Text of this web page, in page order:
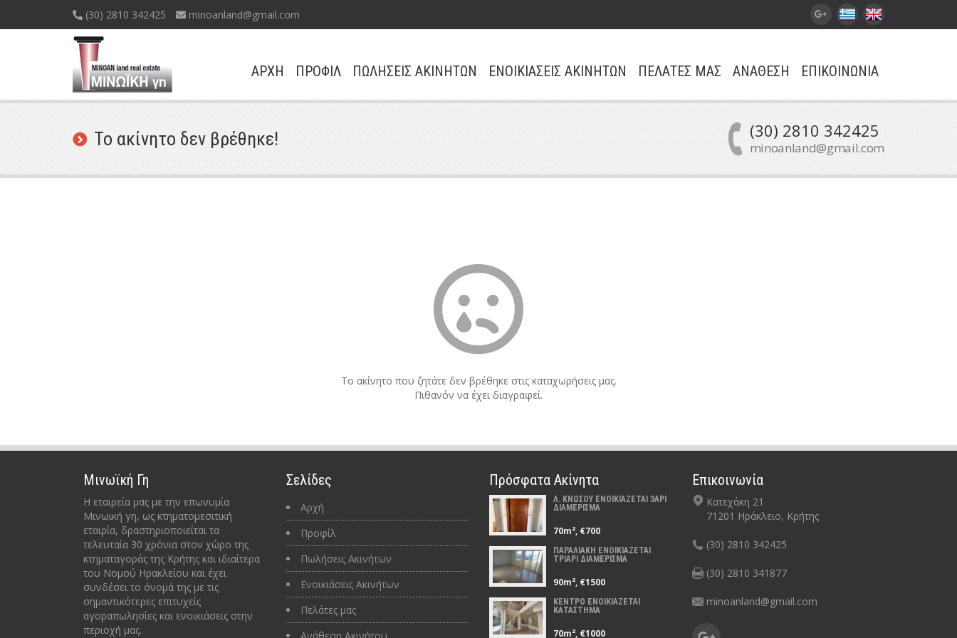
(30) 2810 342425 minoanland@gmail.com
ΑΡΧΗ ΠΡΟΦΙΛ ΠΩΛΗΣΕΙΣ ΑΚΙΝΗΤΩΝ ΕΝΟΙΚΙΑΣΕΙΣ ΑΚΙΝΗΤΩΝ ΠΕΛΑΤΕΣ ΜΑΣ ΑΝΑΘΕΣΗ ΕΠΙΚΟΙΝΩΝΙΑ
Το ακίνητο δεν βρέθηκε! (30) 2810 342425
minoanland@gmail.com
Το ακίνητο που ζητάτε δεν βρέθηκε στις καταχωρήσεις μας.
Πιθανόν να έχει διαγραφεί.
Μινωϊκή Γη
Η εταιρεία μας με την επωνυμία
Μινωική γη, ως κτηματομεσιτική
εταιρία, δραστηριοποιείται τα
τελευταία 30 χρόνια στον χώρο της
κτηματαγοράς της Κρήτης και ιδιαίτερα
του Νομού Ηρακλείου και έχει
συνδέσει το όνομά της με τις
σημαντικότερες επιτυχείς
αγοραπωλησίες και ενοικιάσεις στην
περιοχή μας.
Σελίδες
Αρχή
Προφίλ
Πωλήσεις Ακινήτων
Ενοικιάσεις Ακινήτων
Πελάτες μας
Πρόσφατα Ακίνητα
Λ. ΚΝΩΣΟΥ ΕΝΟΙΚΙΑΖΕΤΑΙ 3ΑΡΙ
ΔΙΑΜΕΡΙΣΜΑ
70m², €700
ΠΑΡΑΛΙΑΚΗ ΕΝΟΙΚΙΑΖΕΤΑΙ
ΤΡΙΑΡΙ ΔΙΑΜΕΡΙΣΜΑ
90m², €1500
ΚΕΝΤΡΟ ΕΝΟΙΚΙΑΖΕΤΑΙ
ΚΑΤΑΣΤΗΜΑ
70m², €1000
Επικοινωνία
Κατεχάκη 21
71201 Ηράκλειο, Κρήτης
(30) 2810 342425
(30) 2810 341877
minoanland@gmail.com